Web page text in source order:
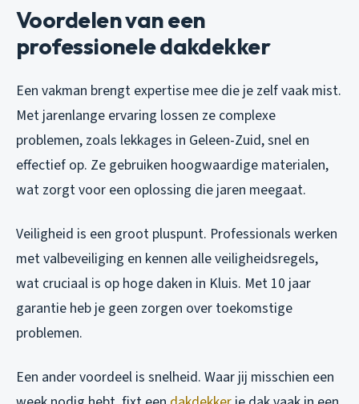
Voordelen van een
professionele dakdekker
Een vakman brengt expertise mee die je zelf vaak mist.
Met jarenlange ervaring lossen ze complexe
problemen, zoals lekkages in Geleen-Zuid, snel en
effectief op. Ze gebruiken hoogwaardige materialen,
wat zorgt voor een oplossing die jaren meegaat.
Veiligheid is een groot pluspunt. Professionals werken
met valbeveiliging en kennen alle veiligheidsregels,
wat cruciaal is op hoge daken in Kluis. Met 10 jaar
garantie heb je geen zorgen over toekomstige
problemen.
Een ander voordeel is snelheid. Waar jij misschien een